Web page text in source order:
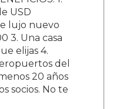
USD
lujo nuevo
3. Una casa
elijas 4.
del
20 años
socios. No te